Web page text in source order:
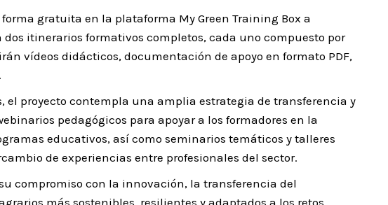
gratuita en la plataforma My Green Training Box a
itinerarios formativos completos, cada uno compuesto por
vídeos didácticos, documentación de apoyo en formato PDF,
el proyecto contempla una amplia estrategia de transferencia y
pedagógicos para apoyar a los formadores en la
educativos, así como seminarios temáticos y talleres
de experiencias entre profesionales del sector.
compromiso con la innovación, la transferencia del
más sostenibles, resilientes y adaptados a los retos